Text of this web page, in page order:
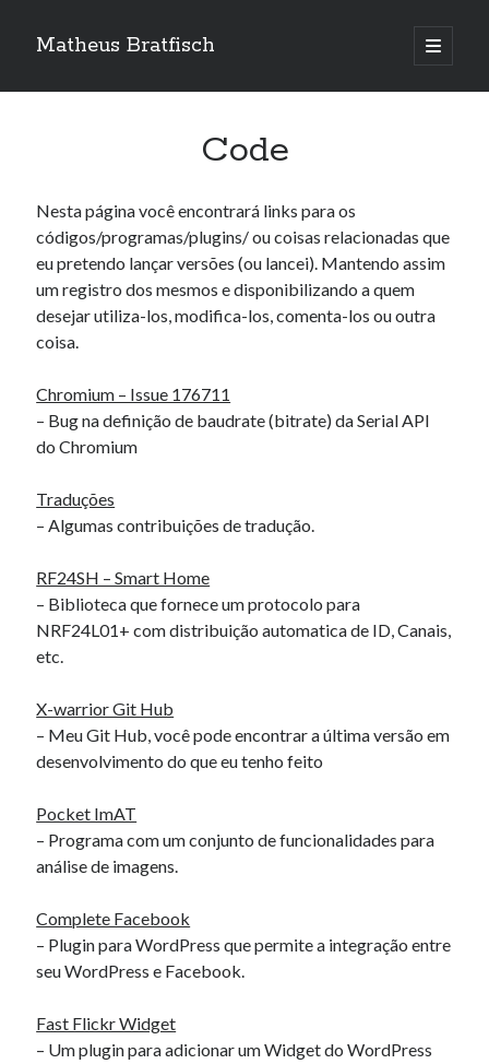
Matheus Bratfisch
abrir
o
Barra
agosto 2026
S T Q Q S S D
1 2
9
17 18 19 20 21 22
24 25 26 27 28 29 30
« mar
Artigos Recentes
Ubuntu 12.04 – Configurando Samba (3.6.3)
Projetos – Git Hub
Programando atmega8u2 no Arduino Uno utilizando USB Asp
Usando USB ASP como não root
Erro no banco de dados do WordPress:
'mb_comments' is marked as crashed and should be
repaired]
ON mb_posts.ID = mb_comments.comment_post_ID
WHERE ( comment_approved = '1' ) AND
comment_post_ID = 1045 AND comment_parent = 0
08 03:39:06' )
Code
Nesta página você encontrará links para os
códigos/programas/plugins/ ou coisas relacionadas que
eu pretendo lançar versões (ou lancei). Mantendo assim
um registro dos mesmos e disponibilizando a quem
desejar utiliza-los, modifica-los, comenta-los ou outra
coisa.
Chromium – Issue 176711
– Bug na definição de baudrate (bitrate) da Serial API
do Chromium
Traduções
– Algumas contribuições de tradução.
RF24SH – Smart Home
– Biblioteca que fornece um protocolo para
NRF24L01+ com distribuição automatica de ID, Canais,
etc.
X-warrior Git Hub
– Meu Git Hub, você pode encontrar a última versão em
desenvolvimento do que eu tenho feito
Pocket ImAT
– Programa com um conjunto de funcionalidades para
análise de imagens.
Complete Facebook
– Plugin para WordPress que permite a integração entre
seu WordPress e Facebook.
Fast Flickr Widget
– Um plugin para adicionar um Widget do WordPress